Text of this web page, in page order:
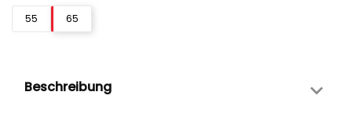
55 65
Beschreibung